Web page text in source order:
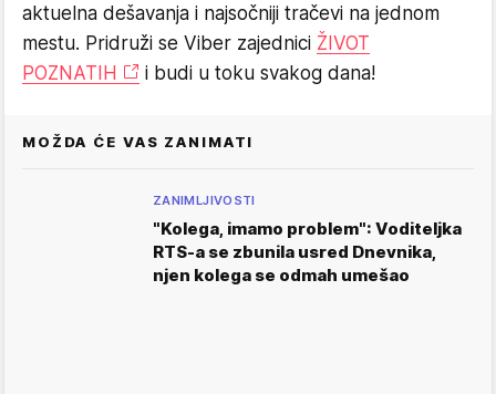
aktuelna dešavanja i najsočniji tračevi na jednom
mestu. Pridruži se Viber zajednici ŽIVOT
POZNATIH
i budi u toku svakog dana!
MOŽDA ĆE VAS ZANIMATI
ZANIMLJIVOSTI
"Kolega, imamo problem": Voditeljka
RTS-a se zbunila usred Dnevnika,
njen kolega se odmah umešao